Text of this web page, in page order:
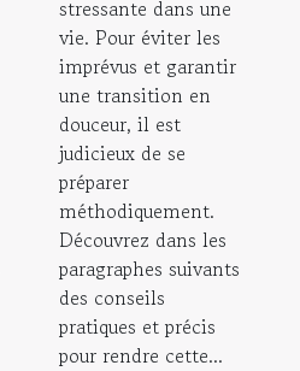
stressante dans une
vie. Pour éviter les
imprévus et garantir
une transition en
douceur, il est
judicieux de se
préparer
méthodiquement.
Découvrez dans les
paragraphes suivants
des conseils
pratiques et précis
pour rendre cette...